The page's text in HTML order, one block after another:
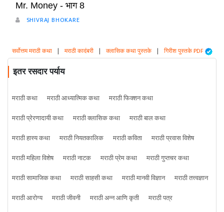
Mr. Money - भाग 8
SHIVRAJ BHOKARE
सर्वोत्तम मराठी कथा | मराठी कादंबरी | क्लासिक कथा पुस्तके | गिरीश पुस्तके PDF
इतर रसदार पर्याय
मराठी कथा मराठी आध्यात्मिक कथा
मराठी फिक्शन कथा
मराठी प्रेरणादायी कथा
मराठी क्लासिक कथा
मराठी बाल कथा
मराठी हास्य कथा
मराठी नियतकालिक मराठी कविता
मराठी प्रवास विशेष
मराठी महिला विशेष
मराठी नाटक मराठी प्रेम कथा
मराठी गुप्तचर कथा
मराठी सामाजिक कथा
मराठी साहसी कथा मराठी मानवी विज्ञान
मराठी तत्त्वज्ञान
मराठी आरोग्य
मराठी जीवनी मराठी अन्न आणि कृती
मराठी पत्र